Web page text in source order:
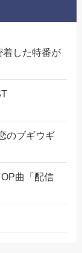
した特番が
のブギウギ
曲「配信